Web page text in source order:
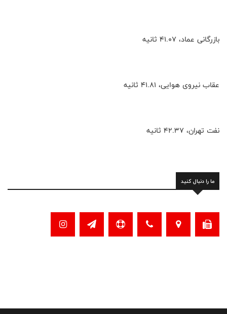
بازرگانی عماد، ۴۱.۰۷ ثانیه
عقاب نیروی هوایی، ۴۱.۸۱ ثانیه
نفت تهران، ۴۲.۳۷ ثانیه
ما را دنبال کنید